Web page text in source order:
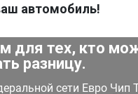
автомобиль!
для тех, кто
разницу.
сети Евро Чип